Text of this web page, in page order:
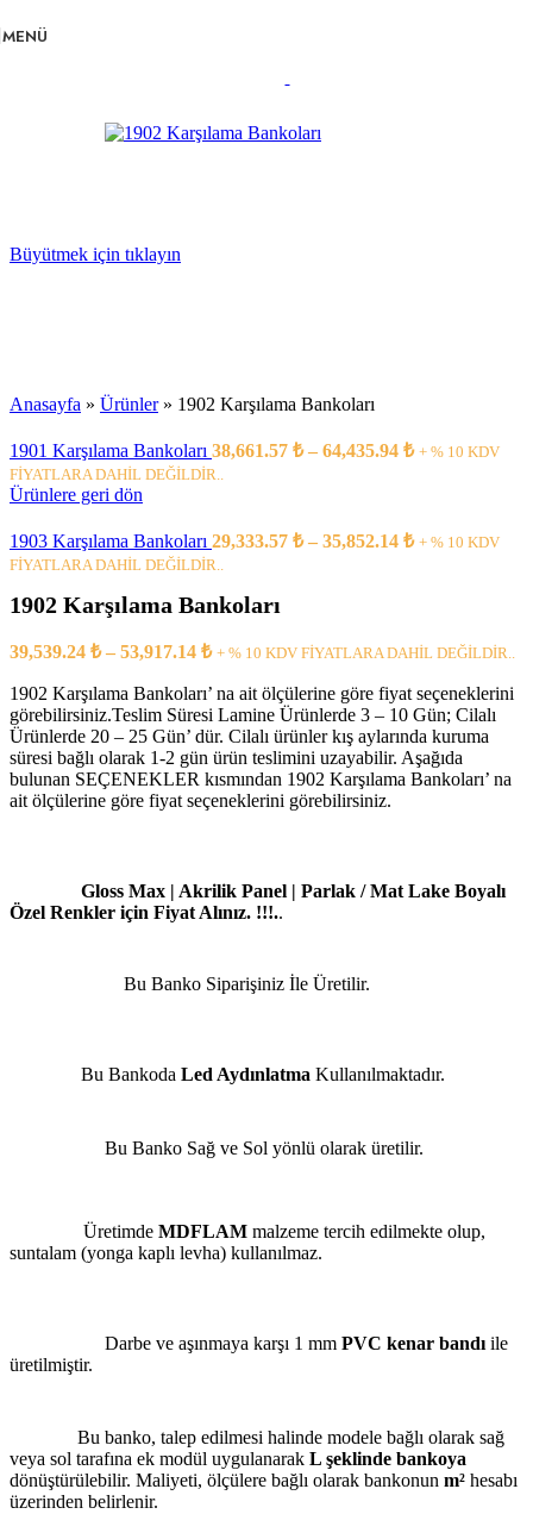
MENÜ
Büyütmek için tıklayın
Anasayfa » Ürünler» 1902 Karşılama Bankoları
1901 Karşılama Bankoları 38,661.57 ₺ – 64,435.94 ₺ + % 10 KDV
FİYATLARA DAHİL DEĞİLDİR..
Ürünlere geri dön
1903 Karşılama Bankoları 29,333.57 ₺ – 35,852.14 ₺ + % 10 KDV
FİYATLARA DAHİL DEĞİLDİR..
1902 Karşılama Bankoları
39,539.24 ₺ – 53,917.14 ₺ + % 10 KDV FİYATLARA DAHİL DEĞİLDİR..
1902 Karşılama Bankoları’ na ait ölçülerine göre fiyat seçeneklerini
görebilirsiniz.Teslim Süresi Lamine Ürünlerde 3 – 10 Gün; Cilalı
Ürünlerde 20 – 25 Gün’ dür. Cilalı ürünler kış aylarında kuruma
süresi bağlı olarak 1-2 gün ürün teslimini uzayabilir. Aşağıda
bulunan SEÇENEKLER kısmından 1902 Karşılama Bankoları’ na
ait ölçülerine göre fiyat seçeneklerini görebilirsiniz.
Gloss Max | Akrilik Panel | Parlak / Mat Lake Boyalı
Özel Renkler için Fiyat Alınız. !!!..
Bu Banko Siparişiniz İle Üretilir.
Bu Bankoda Led Aydınlatma Kullanılmaktadır.
Bu Banko Sağ ve Sol yönlü olarak üretilir.
Üretimde MDFLAM malzeme tercih edilmekte olup,
suntalam (yonga kaplı levha) kullanılmaz.
Darbe ve aşınmaya karşı 1 mm PVC kenar bandı ile
üretilmiştir.
Bu banko, talep edilmesi halinde modele bağlı olarak sağ
veya sol tarafına ek modül uygulanarak L şeklinde bankoya
dönüştürülebilir. Maliyeti, ölçülere bağlı olarak bankonun m² hesabı
üzerinden belirlenir.